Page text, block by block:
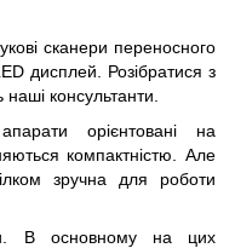
сканери переносного
дисплей. Розібратися з
консультанти.
орієнтовані на
компактністю. Але
зручна для роботи
В основному на цих